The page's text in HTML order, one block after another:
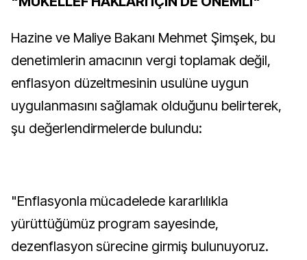
Hazine ve Maliye Bakanı Mehmet Şimşek, bu
denetimlerin amacının vergi toplamak değil,
enflasyon düzeltmesinin usulüne uygun
uygulanmasını sağlamak olduğunu belirterek,
şu değerlendirmelerde bulundu:
"Enflasyonla mücadelede kararlılıkla
yürüttüğümüz program sayesinde,
dezenflasyon sürecine girmiş bulunuyoruz.